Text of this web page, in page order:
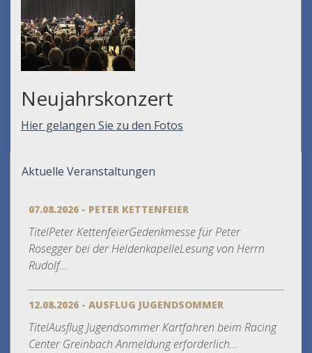
Neujahrskonzert
Hier gelangen Sie zu den Fotos
Aktuelle Veranstaltungen
07.08.2026 - PETER KETTENFEIER
TitelPeter KettenfeierGedenkmesse für Peter
Rosegger bei der HeldenkapelleLesung von Herrn
Rudolf...
12.08.2026 - AUSFLUG JUGENDSOMMER
TitelAusflug Jugendsommer Kartfahren beim Racing
Center Greinbach Anmeldung erforderlich...